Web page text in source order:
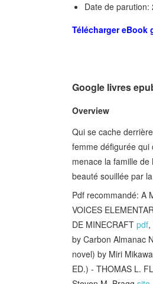
Date de parution:
Télécharger eBook
Google livres
Overview
Qui se cache
femme défigurée qui
menace la famille
beauté souillée par
Pdf recommandé: A
VOICES
DE MINECRAFT pdf,
by Carbon Almanac
novel) by Miri
ED.) - THOMAS L.